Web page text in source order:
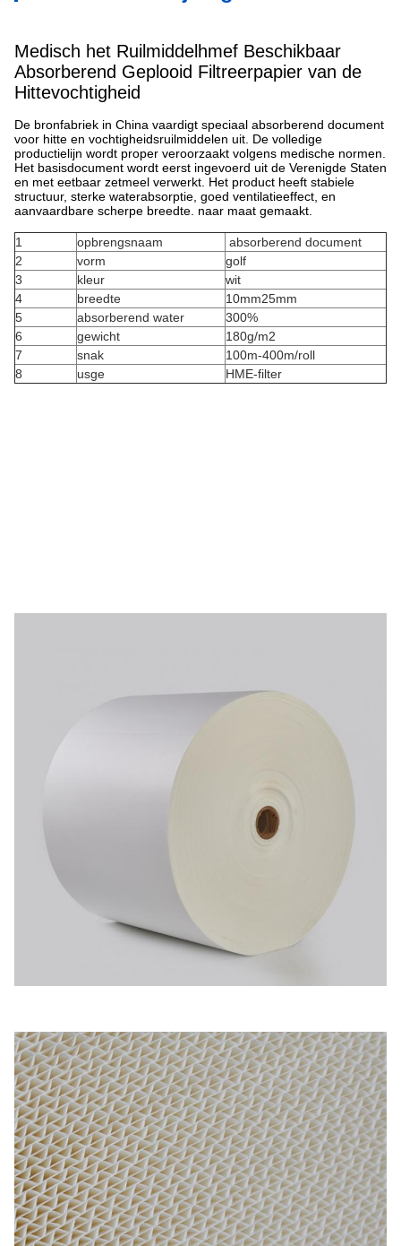
Medisch het Ruilmiddelhmef Beschikbaar
Absorberend Geplooid Filtreerpapier van de
Hittevochtigheid
De bronfabriek in China vaardigt speciaal absorberend document
voor hitte en vochtigheidsruilmiddelen uit. De volledige
productielijn wordt proper veroorzaakt volgens medische normen.
Het basisdocument wordt eerst ingevoerd uit de Verenigde Staten
en met eetbaar zetmeel verwerkt. Het product heeft stabiele
structuur, sterke waterabsorptie, goed ventilatieeffect, en
aanvaardbare scherpe breedte. naar maat gemaakt.
1 opbrengsnaam
absorberend document
2
vorm
golf
3
kleur
wit
4
breedte
10mm25mm
5
absorberend water
300%
6
gewicht
180g/m2
7
snak
100m-400m/roll
8
usge HME-filter